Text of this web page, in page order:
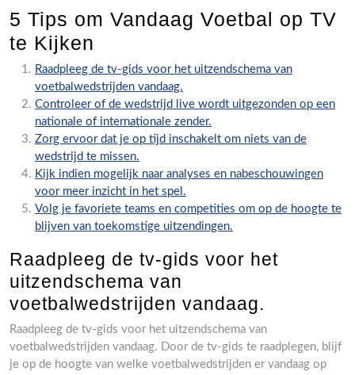
5 Tips om Vandaag Voetbal op TV
te Kijken
Raadpleeg de tv-gids voor het uitzendschema van
voetbalwedstrijden vandaag.
Controleer of de wedstrijd live wordt uitgezonden op een
nationale of internationale zender.
Zorg ervoor dat je op tijd inschakelt om niets van de
wedstrijd te missen.
Kijk indien mogelijk naar analyses en nabeschouwingen
voor meer inzicht in het spel.
Volg je favoriete teams en competities om op de hoogte te
blijven van toekomstige uitzendingen.
Raadpleeg de tv-gids voor het
uitzendschema van
voetbalwedstrijden vandaag.
Raadpleeg de tv-gids voor het uitzendschema van
voetbalwedstrijden vandaag. Door de tv-gids te raadplegen, blijf
je op de hoogte van welke voetbalwedstrijden er vandaag op